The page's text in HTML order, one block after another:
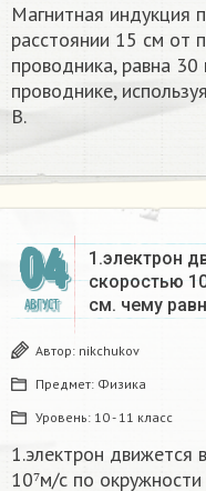
Магнитная индукция
расстоянии 15 см от
проводника, равна
проводнике,
B.
04
АВГУСТ
1.электрон
скоростью
см. чему
Автор: nikchukov
Предмет: Физика
Уровень: 10 - 11 класс
1.электрон движется
10⁷м/с по